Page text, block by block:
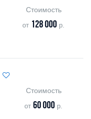
Стоимость
от 128 000 р.
Стоимость
от60 000 р.